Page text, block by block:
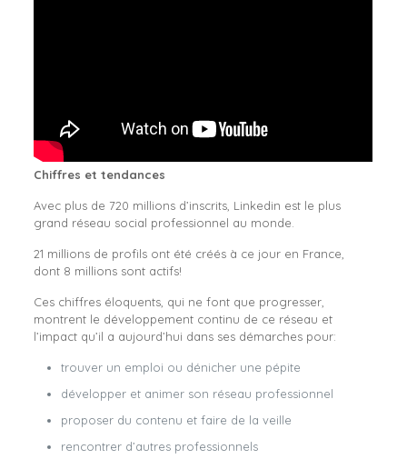
Chiffres et tendances
Avec plus de 720 millions d’inscrits, Linkedin est le plus
grand réseau social professionnel au monde.
21 millions de profils ont été créés à ce jour en France,
dont 8 millions sont actifs!
Ces chiffres éloquents, qui ne font que progresser,
montrent le développement continu de ce réseau et
l’impact qu’il a aujourd’hui dans ses démarches pour:
trouver un emploi ou dénicher une pépite
développer et animer son réseau professionnel
proposer du contenu et faire de la veille
rencontrer d’autres professionnels